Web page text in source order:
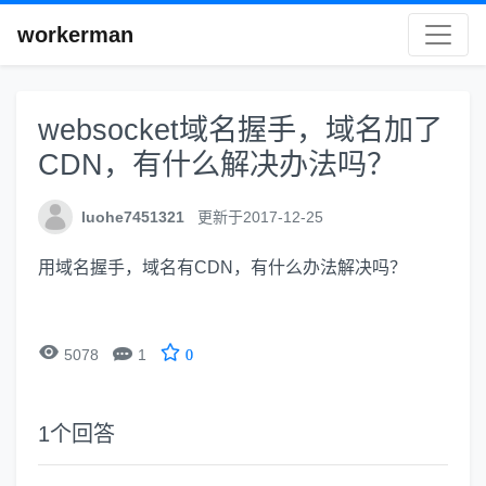
workerman
websocket域名握手，域名加了
CDN，有什么解决办法吗？
luohe7451321 更新于2017-12-25
用域名握手，域名有CDN，有什么办法解决吗？
 5078  1 0
1个回答